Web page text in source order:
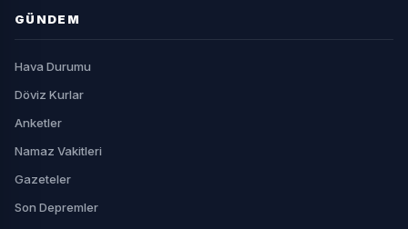
GÜNDEM
Hava Durumu
Döviz Kurlar
Anketler
Namaz Vakitleri
Gazeteler
Son Depremler